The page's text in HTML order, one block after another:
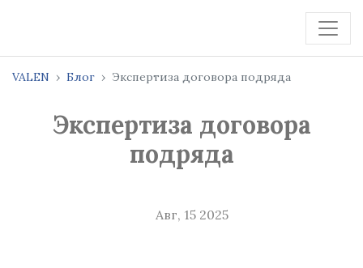
VALEN Блог Экспертиза договора подряда
Экспертиза договора
подряда
Авг, 15 2025